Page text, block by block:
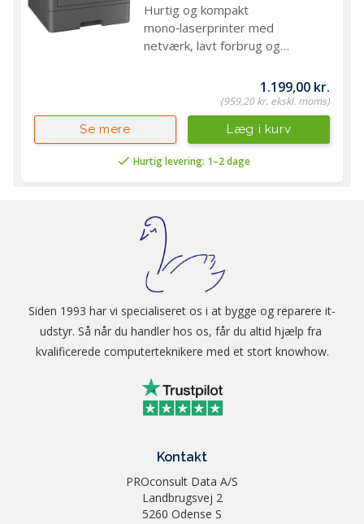
Hurtig og kompakt
mono‑laserprinter med
netværk, lavt forbrug og
1.199,00 kr.
(959,20 kr. ekskl. moms)
Hurtig levering: 1–2 dage
Læg i kurv
Se mere
Siden 1993 har vi specialiseret os i at bygge og reparere it-
udstyr. Så når du handler hos os, får du altid hjælp fra
kvalificerede computerteknikere med et stort knowhow.
Kontakt
PROconsult Data A/S
Landbrugsvej 2
5260 Odense S